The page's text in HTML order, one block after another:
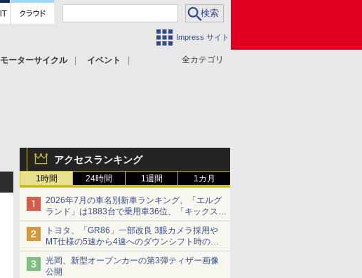
Impress サイト
全カテゴリ
モーターサイクル
イベント
アクセスランキング
1時間 24時間 1週間 1カ月
2026年7月の車名別新車ランキング、「エルグ
ランド」は1883台で乗用車36位、「キックス」
は2591台で27位に
トヨタ、「GR86」一部改良 3眼カメラ採用や
MT仕様の5速から4速へのダウンシフト時の操
作性向上など
光岡、新型オープンカーの第3弾ティザー画像
公開